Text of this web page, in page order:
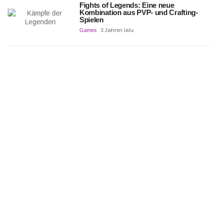
Fights of Legends: Eine neue
Kombination aus PVP- und Crafting-
Spielen
Games 3 Jahren lalu